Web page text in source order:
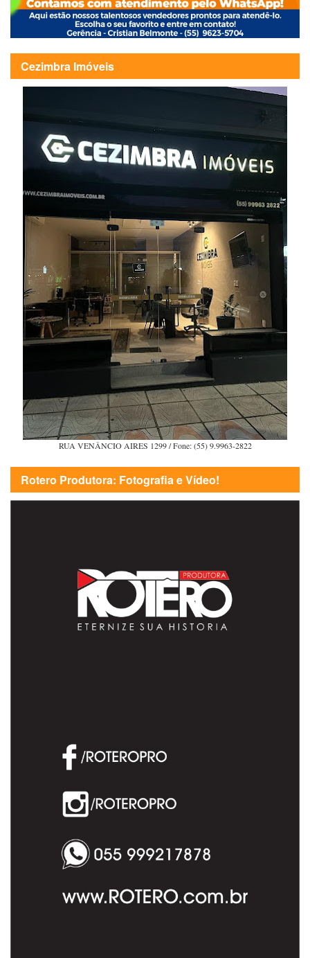
Cezimbra Imóveis
RUA VENÂNCIO AIRES 1299 / Fone: (55) 9.9963-2822
Rotero Produtora: Fotografia e Vídeo!